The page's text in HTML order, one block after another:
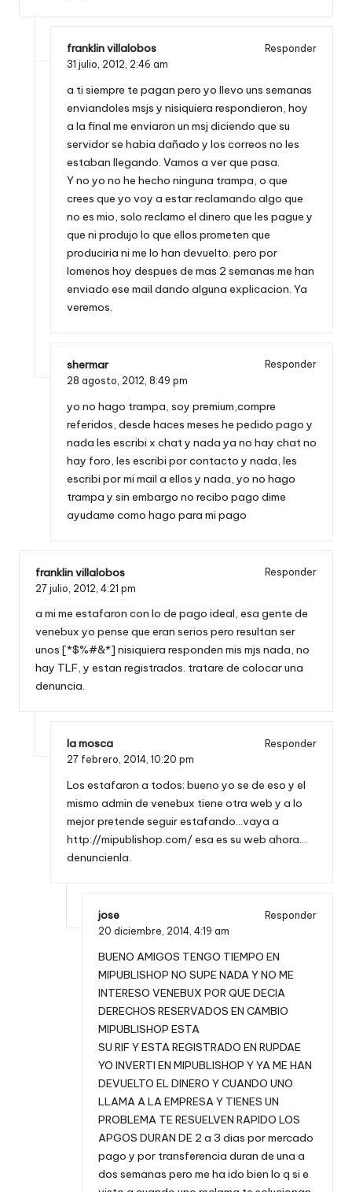
franklin villalobos
Responder
31 julio, 2012, 2:46 am
a ti siempre te pagan pero yo llevo uns semanas
enviandoles msjs y nisiquiera respondieron, hoy
a la final me enviaron un msj diciendo que su
servidor se habia dañado y los correos no les
estaban llegando. Vamos a ver que pasa.
Y no yo no he hecho ninguna trampa, o que
crees que yo voy a estar reclamando algo que
no es mio, solo reclamo el dinero que les pague y
que ni produjo lo que ellos prometen que
produciria ni me lo han devuelto. pero por
lomenos hoy despues de mas 2 semanas me han
enviado ese mail dando alguna explicacion. Ya
veremos.
shermar
Responder
28 agosto, 2012, 8:49 pm
yo no hago trampa, soy premium,compre
referidos, desde haces meses he pedido pago y
nada les escribi x chat y nada ya no hay chat no
hay foro, les escribi por contacto y nada, les
escribi por mi mail a ellos y nada, yo no hago
trampa y sin embargo no recibo pago dime
ayudame como hago para mi pago
franklin villalobos
Responder
27 julio, 2012, 4:21 pm
a mi me estafaron con lo de pago ideal, esa gente de
venebux yo pense que eran serios pero resultan ser
unos [*$%#&*] nisiquiera responden mis mjs nada, no
hay TLF, y estan registrados. tratare de colocar una
denuncia.
la mosca
Responder
27 febrero, 2014, 10:20 pm
Los estafaron a todos; bueno yo se de eso y el
mismo admin de venebux tiene otra web y a lo
mejor pretende seguir estafando…vaya a
http://mipublishop.com/esa es su web ahora…
denuncienla.
jose
Responder
20 diciembre, 2014, 4:19 am
BUENO AMIGOS TENGO TIEMPO EN
MIPUBLISHOP NO SUPE NADA Y NO ME
INTERESO VENEBUX POR QUE DECIA
DERECHOS RESERVADOS EN CAMBIO
MIPUBLISHOP ESTA
SU RIF Y ESTA REGISTRADO EN RUPDAE
YO INVERTI EN MIPUBLISHOP Y YA ME HAN
DEVUELTO EL DINERO Y CUANDO UNO
LLAMA A LA EMPRESA Y TIENES UN
PROBLEMA TE RESUELVEN RAPIDO LOS
APGOS DURAN DE 2 a 3 dias por mercado
pago y por transferencia duran de una a
dos semanas pero me ha ido bien lo q si e